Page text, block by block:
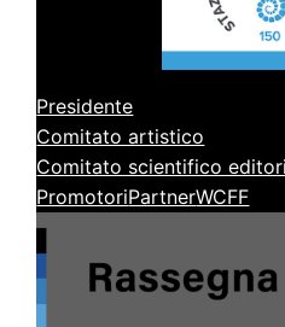
Presidente
Comitato artistico
Comitato scientifico
PromotoriPartnerWCFF